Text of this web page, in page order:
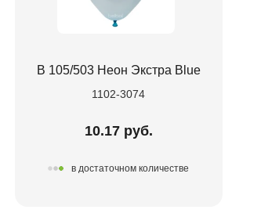
В 105/503 Неон Экстра Blue
1102-3074
10.17 руб.
в достаточном количестве